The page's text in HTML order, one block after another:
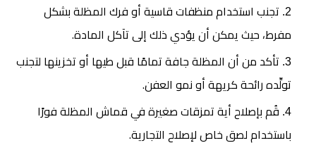
تجنب استخدام منظفات قاسية أو فرك المظلة بشكل
مفرط، حيث يمكن أن يؤدي ذلك إلى تآكل المادة.
تأكد من أن المظلة جافة تمامًا قبل طيها أو تخزينها لتجنب
تولِّده رائحة كريهة أو نمو العفن.
قُم بإصلاح أية تمزقات صغيرة في قماش المظلة فورًا
باستخدام لصق خاص لإصلاح التجارية.